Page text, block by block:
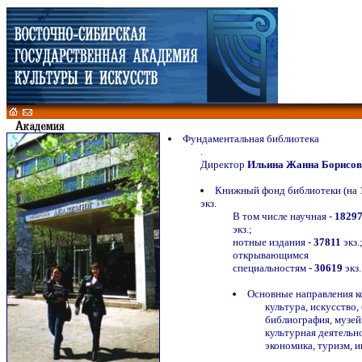
Фундаментальная библиотека
.
Директор Ильина Жанна
Книжный фонд библиотеки (на
экз.
В том числе научная -
экз.;
нотные издания - 37811
открывающимся
специальностям - 30619 экз.
Основные направления
культура,
библиография,
культурная
экономика, туризм,